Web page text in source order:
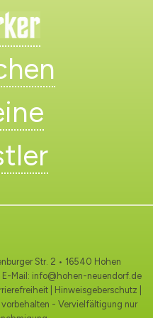
Str. 2 • 16540 Hohen
E-Mail: info@hohen-neuendorf.de
Hinweisgeberschutz
- Vervielfältigung nur